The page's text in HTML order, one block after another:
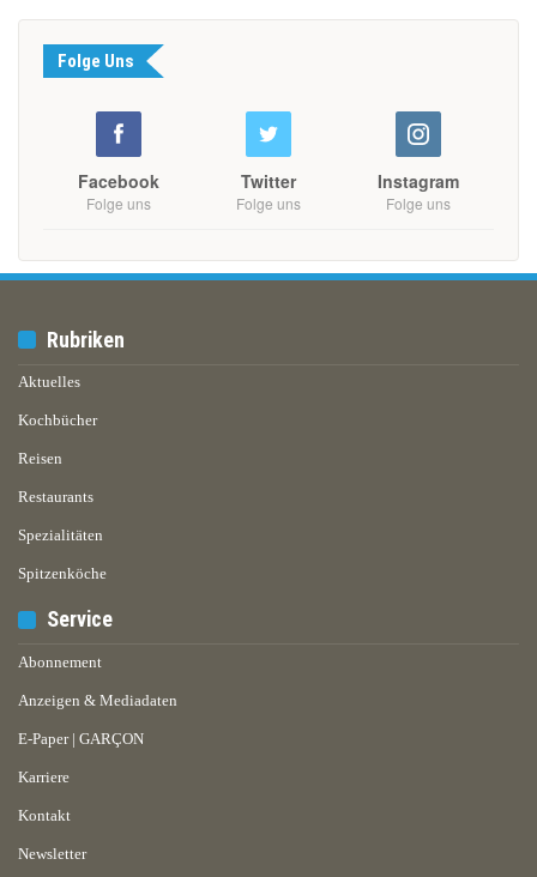
Folge Uns
Facebook
Folge uns
Twitter
Folge uns
Instagram
Folge uns
Rubriken
Aktuelles
Kochbücher
Reisen
Restaurants
Spezialitäten
Spitzenköche
Service
Abonnement
Anzeigen & Mediadaten
E-Paper | GARÇON
Karriere
Kontakt
Newsletter